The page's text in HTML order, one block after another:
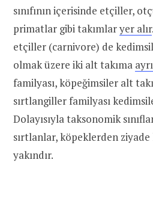
sınıfının içerisinde etçiller,
primatlar gibi takımlaryer alır
etçiller (carnivore) de
olmak üzere iki alt takıma
familyası, köpeğimsiler alt
sırtlangiller familyası
Dolayısıyla taksonomik
sırtlanlar, köpeklerden
yakındır.